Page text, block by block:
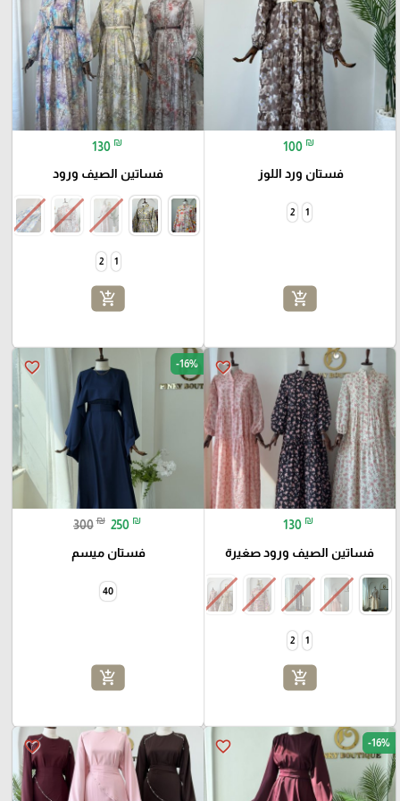
100 ₪
فستان ورد اللوز
1
2
add_shopping_cart
130 ₪
فساتين الصيف ورود
1
2
add_shopping_cart
favorite_border
130 ₪
فساتين الصيف ورود صغيرة
1
2
add_shopping_cart
favorite_border -16%
300 ₪ 250 ₪
فستان ميسم
40
add_shopping_cart
favorite_border -16%
favorite_border